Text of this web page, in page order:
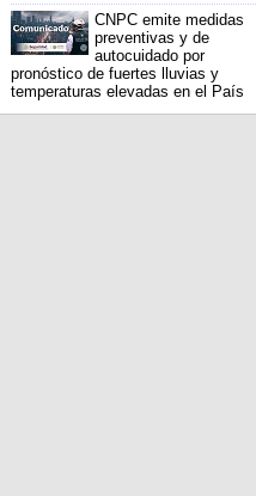
CNPC emite medidas
preventivas y de
autocuidado por
pronóstico de fuertes lluvias y
temperaturas elevadas en el País